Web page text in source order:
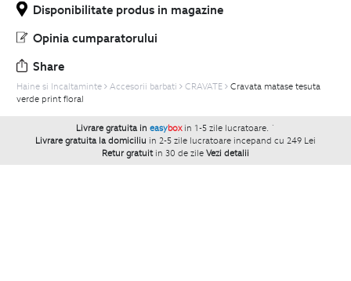
Disponibilitate produs in magazine
Opinia cumparatorului
Share
Haine si Incaltaminte Accesorii barbati CRAVATE
Cravata matase tesuta
verde print floral
Livrare gratuita in easybox in 1-5 zile lucratoare. `
Livrare gratuita la domiciliu in 2-5 zile lucratoare incepand cu 249 Lei
Retur gratuit in 30 de zile Vezi detalii